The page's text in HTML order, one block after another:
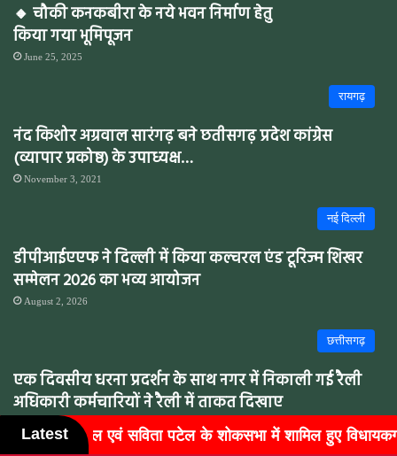
🔸 चौकी कनकबीरा के नये भवन निर्माण हेतु
किया गया भूमिपूजन
June 25, 2025
रायगढ़
नंद किशोर अग्रवाल सारंगढ़ बने छतीसगढ़ प्रदेश कांग्रेस
(व्यापार प्रकोष्ठ) के उपाध्यक्ष…
November 3, 2021
नई दिल्ली
डीपीआईएएफ ने दिल्ली में किया कल्चरल एंड टूरिज्म शिखर
सम्मेलन 2026 का भव्य आयोजन
August 2, 2026
छत्तीसगढ़
एक दिवसीय धरना प्रदर्शन के साथ नगर में निकाली गई रैली
अधिकारी कर्मचारियों ने रैली में ताकत दिखाए
June 29, 2022
Latest
में शामिल हुए विधायकग... बुजुर्गों के चेहरों पर लौटी